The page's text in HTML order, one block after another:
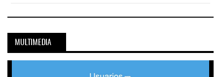
MULTIMEDIA